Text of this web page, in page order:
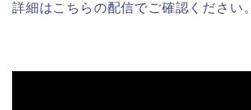
詳細はこちらの配信でご確認ください。